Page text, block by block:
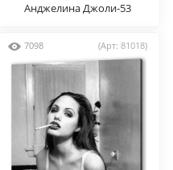
Анджелина Джоли-53
7098 (Арт: 81018)